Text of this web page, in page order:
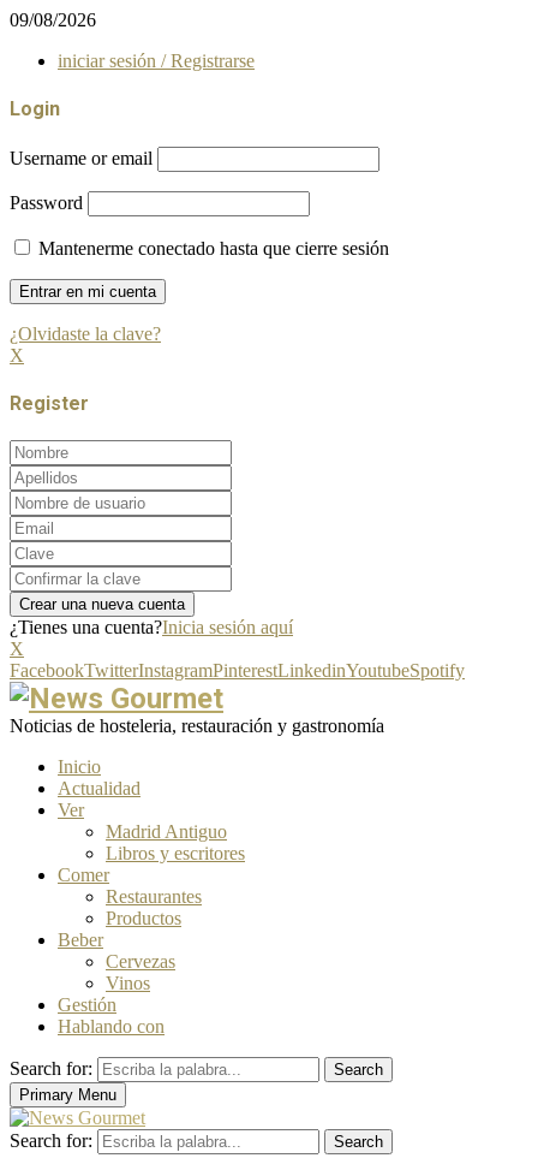
09/08/2026
iniciar sesión / Registrarse
Login
Username or email
Password
Mantenerme conectado hasta que cierre sesión
¿Olvidaste la clave?
X
Register
¿Tienes una cuenta?Inicia sesión aquí
X
FacebookTwitterInstagramPinterestLinkedinYoutubeSpotify
Noticias de hosteleria, restauración y gastronomía
Inicio
Actualidad
Ver
Madrid Antiguo
Libros y escritores
Comer
Restaurantes
Productos
Beber
Cervezas
Vinos
Gestión
Hablando con
Search for:
Search
Primary Menu
Search for: Search